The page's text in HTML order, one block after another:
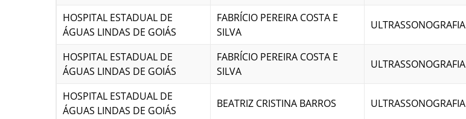
HOSPITAL ESTADUAL DE
ÁGUAS LINDAS DE GOIÁS
FABRÍCIO PEREIRA COSTA E
SILVA
ULTRASSONOGRAFIA
HOSPITAL ESTADUAL DE
ÁGUAS LINDAS DE GOIÁS
FABRÍCIO PEREIRA COSTA E
SILVA
ULTRASSONOGRAFIA
HOSPITAL ESTADUAL DE
ÁGUAS LINDAS DE GOIÁS
BEATRIZ CRISTINA BARROS ULTRASSONOGRAFIA